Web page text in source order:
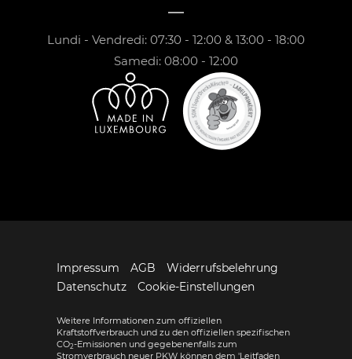
Lundi - Vendredi: 07:30 - 12:00 & 13:00 - 18:00
Samedi: 08:00 - 12:00
Impressum AGB
Widerrufsbelehrung
Datenschutz
Cookie-Einstellungen
Weitere Informationen zum offiziellen
Kraftstoffverbrauch und zu den offiziellen spezifischen
CO2-Emissionen und gegebenenfalls zum
Stromverbrauch neuer PKW können dem 'Leitfaden